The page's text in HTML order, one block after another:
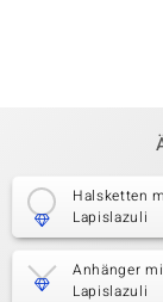
Halsketten
Lapislazuli
Anhänger
Lapislazuli